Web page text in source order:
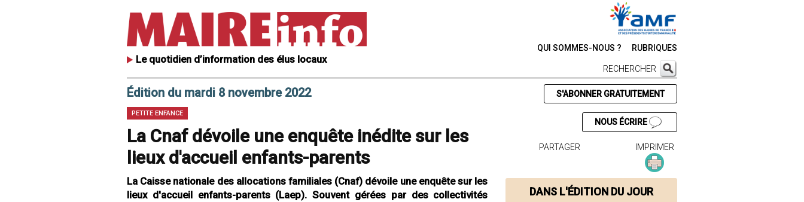
Le quotidien d’information des élus locaux
QUI SOMMES-NOUS ? RUBRIQUES
RECHERCHER
Édition du mardi 8 novembre 2022
PETITE ENFANCE
La Cnaf dévoile une enquête inédite sur les
lieux d'accueil enfants-parents
La Caisse nationale des allocations familiales (Cnaf) dévoile une enquête sur les
lieux d'accueil enfants-parents (Laep). Souvent gérées par des collectivités
S'ABONNER GRATUITEMENT
NOUS ÉCRIRE
PARTAGER IMPRIMER
DANS L'ÉDITION DU JOUR